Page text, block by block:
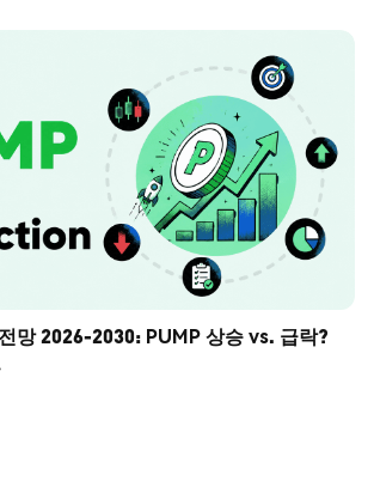
망 2026-2030: PUMP 상승 vs. 급락?